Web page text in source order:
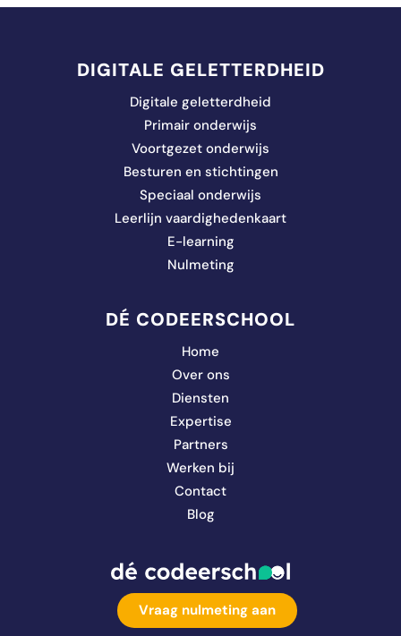
DIGITALE GELETTERDHEID
Digitale geletterdheid
Primair onderwijs
Voortgezet onderwijs
Besturen en stichtingen
Speciaal onderwijs
Leerlijn vaardighedenkaart
E-learning
Nulmeting
DÉ CODEERSCHOOL
Home
Over ons
Diensten
Expertise
Partners
Werken bij
Contact
Blog
Vraag nulmeting aan